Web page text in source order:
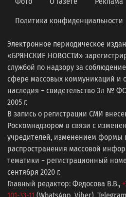
Политика конфиденциальности
Электронное периодическое
«БРЯНСКИЕ НОВОСТИ»
службой по надзору за
сфере массовых коммуникаций и
наследия − свидетельство Эл №
2005 г.
В запись о регистрации СМИ
Роскомнадзором в связи с
учредителей, изменением формы
распространения массовой
тематики − регистрационный
сентября 2020 г.
Главный редактор: Федосова В.В.,